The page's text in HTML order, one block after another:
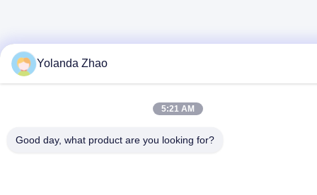
Yolanda Zhao
5:21 AM
Good day, what product are you looking for?